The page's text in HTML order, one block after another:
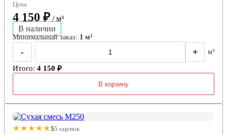
Цена
4 150 ₽ / м³
В наличии
Минимальный заказ: 1 м³
- + м³
Итого: 4 150 ₽
В корзину
★★★★★55 оценок